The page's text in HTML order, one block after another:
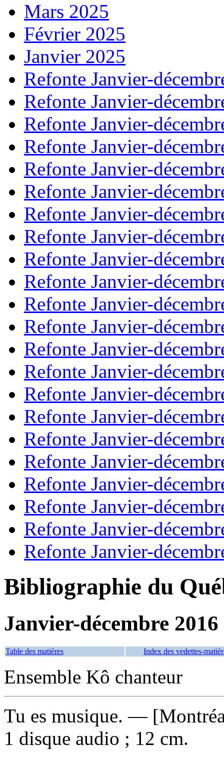
Mars 2025
Février 2025
Janvier 2025
Refonte Janvier-
Refonte Janvier-
Refonte Janvier-
Refonte Janvier-
Refonte Janvier-
Refonte Janvier-
Refonte Janvier-
Refonte Janvier-
Refonte Janvier-
Refonte Janvier-
Refonte Janvier-
Refonte Janvier-
Refonte Janvier-
Refonte Janvier-
Refonte Janvier-
Refonte Janvier-
Refonte Janvier-
Refonte Janvier-
Refonte Janvier-
Refonte Janvier-
Refonte Janvier-
Refonte Janvier-
Bibliographie du
Janvier-décembre 2016
Table des matières Index des vedettes-
Ensemble Kô chanteur
Tu es musique. —
1 disque audio ; 12 cm.